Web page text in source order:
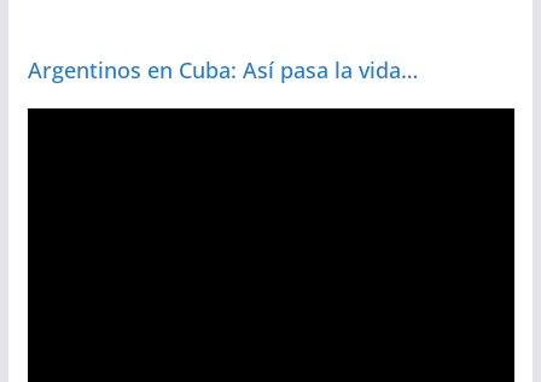
Argentinos en Cuba: Así pasa la vida…